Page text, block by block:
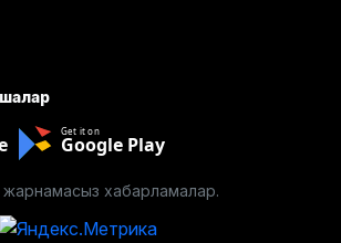
Get it on
Google Play
жарнамасыз хабарламалар.